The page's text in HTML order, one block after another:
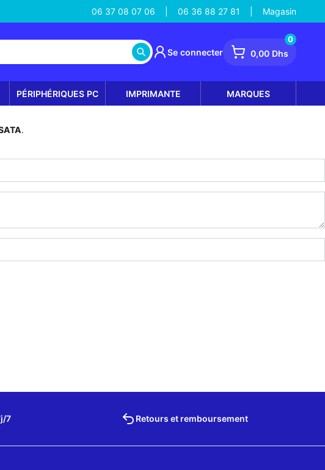
06 37 08 07 06 06 36 88 27 81 Magasin
Se connecter 0,00 Dhs
0
PÉRIPHÉRIQUES PC IMPRIMANTE MARQUES
.
7 Retours et remboursement